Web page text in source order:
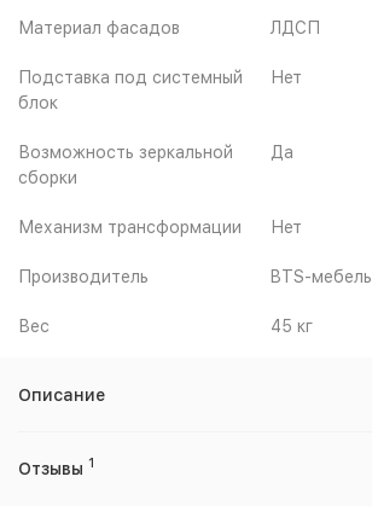
Материал фасадов ЛДСП
Подставка под системный
блок
Нет
Возможность зеркальной
сборки
Да
Механизм трансформации Нет
Производитель BTS-мебель
Вес 45 кг
Описание
Отзывы 1